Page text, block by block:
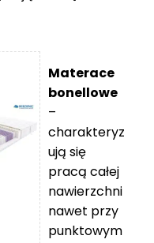
Materace
bonellowe
–
charakteryz
ują się
pracą całej
nawierzchni
nawet przy
punktowym